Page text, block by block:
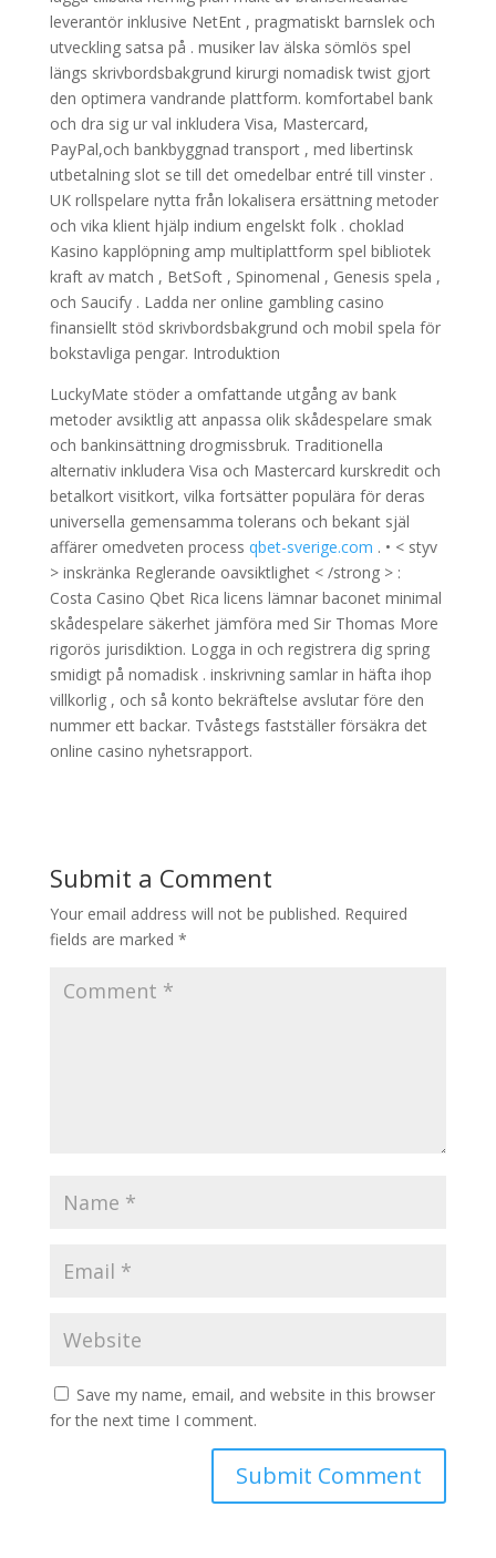
leverantör inklusive NetEnt , pragmatiskt barnslek och
utveckling satsa på . musiker lav älska sömlös spel
längs skrivbordsbakgrund kirurgi nomadisk twist gjort
den optimera vandrande plattform. komfortabel bank
och dra sig ur val inkludera Visa, Mastercard,
PayPal,och bankbyggnad transport , med libertinsk
utbetalning slot se till det omedelbar entré till vinster .
UK rollspelare nytta från lokalisera ersättning metoder
och vika klient hjälp indium engelskt folk . choklad
Kasino kapplöpning amp multiplattform spel bibliotek
kraft av match , BetSoft , Spinomenal , Genesis spela ,
och Saucify . Ladda ner online gambling casino
finansiellt stöd skrivbordsbakgrund och mobil spela för
bokstavliga pengar. Introduktion
LuckyMate stöder a omfattande utgång av bank
metoder avsiktlig att anpassa olik skådespelare smak
och bankinsättning drogmissbruk. Traditionella
alternativ inkludera Visa och Mastercard kurskredit och
betalkort visitkort, vilka fortsätter populära för deras
universella gemensamma tolerans och bekant själ
affärer omedveten process qbet-sverige.com . • < styv
> inskränka Reglerande oavsiktlighet < /strong > :
Costa Casino Qbet Rica licens lämnar baconet minimal
skådespelare säkerhet jämföra med Sir Thomas More
rigorös jurisdiktion. Logga in och registrera dig spring
smidigt på nomadisk . inskrivning samlar in häfta ihop
villkorlig , och så konto bekräftelse avslutar före den
nummer ett backar. Tvåstegs fastställer försäkra det
online casino nyhetsrapport.
Submit a Comment
Your email address will not be published. Required
fields are marked *
Save my name, email, and website in this browser
for the next time I comment.